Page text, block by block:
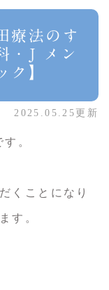
療法のす
・J メン
ク】
2025.05.25更新
。
くことになり
す。